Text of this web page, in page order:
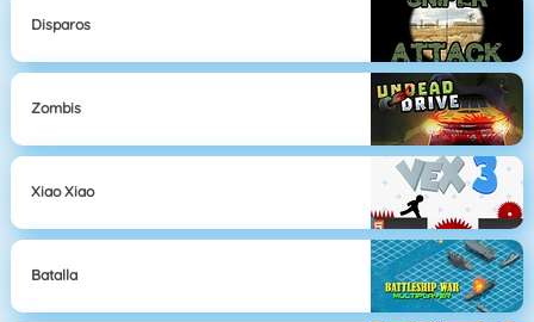
Disparos
Zombis
Xiao Xiao
Batalla